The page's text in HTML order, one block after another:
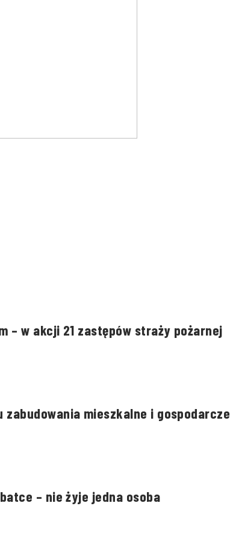
– w akcji 21 zastępów straży pożarnej
zabudowania mieszkalne i gospodarcze
– nie żyje jedna osoba